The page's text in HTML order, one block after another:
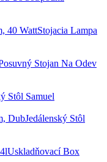
Stojacia Lampa
Stojan Na Odev
Stôl Samuel
Jedálenský Stôl
Uskladňovací Box